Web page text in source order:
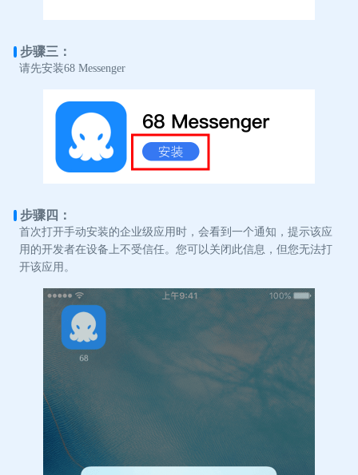
步骤三：
请先安装68 Messenger
步骤四：
首次打开手动安装的企业级应用时，会看到一个通知，提示该应
用的开发者在设备上不受信任。您可以关闭此信息，但您无法打
开该应用。